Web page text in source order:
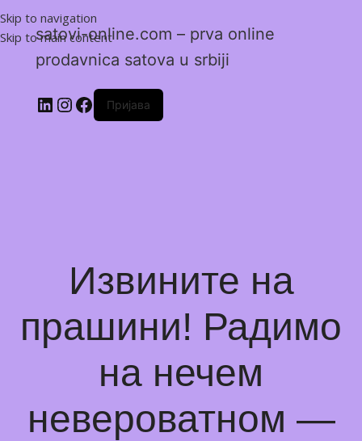
Skip to navigation
Skip to main content
satovi-online.com – prva online
prodavnica satova u srbiji
Пријава
Извините на
прашини! Радимо
на нечем
невероватном —